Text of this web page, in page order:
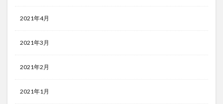
2021年4月
2021年3月
2021年2月
2021年1月